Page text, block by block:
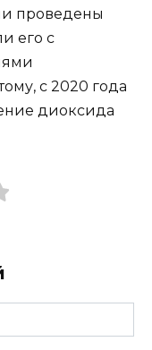
проведены
его с
с 2020 года
диоксида